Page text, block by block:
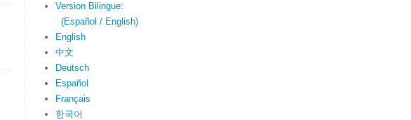
Version Bilingue:
(Español / English)
English
中文
Deutsch
Español
Français
한국어